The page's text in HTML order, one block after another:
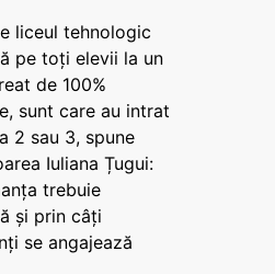
liceul tehnologic
pe toți elevii la un
de 100%
sunt care au intrat
2 sau 3, spune
Iuliana Țugui:
trebuie
și prin câți
se angajează